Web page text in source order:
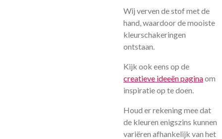
Wij verven de stof met de
hand, waardoor de mooiste
kleurschakeringen
ontstaan.
Kijk ook eens op de
creatieve ideeën paginaom
inspiratie op te doen.
Houd er rekening mee dat
de kleuren enigszins kunnen
variëren afhankelijk van het